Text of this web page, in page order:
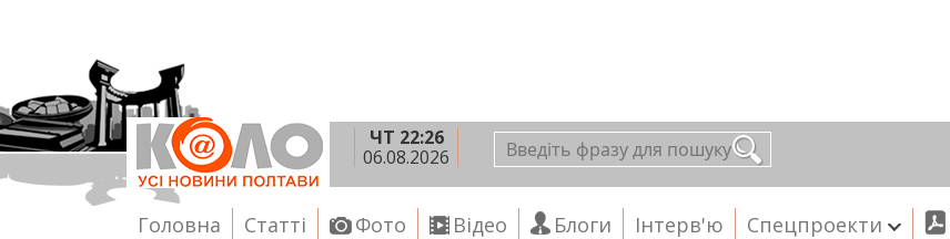
ЧТ 22:26
06.08.2026
Головна Статті Фото Відео Блоги Інтерв'ю Спецпроекти